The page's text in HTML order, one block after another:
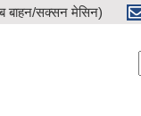
सक्सन मेसिन)